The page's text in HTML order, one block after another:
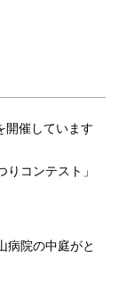
開催しています
コンテスト」
病院の中庭がと